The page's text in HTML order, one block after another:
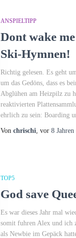
ANSPIELTIPP
Dont wake
Ski-Hymnen!
Richtig gelesen. Es geht
um das Gedöns, dass es
Abglühen am Heizpilz zu
reaktivierten
ehrlich zu sein: Boarding
Von chrischi, vor 8 Jahren
TOP5
God save
Es war dieses Jahr mal
somit fuhren Alex und ich
als Newbie im Gepäck